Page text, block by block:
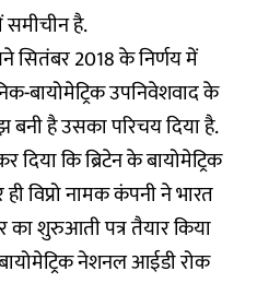
है.
सितंबर 2018 के निर्णय में
बायोमेट्रिक उपनिवेशवाद के
है उसका परिचय दिया है.
कि ब्रिटेन के बायोमेट्रिक
विप्रो नामक कंपनी ने भारत
शुरुआती पत्र तैयार किया
नेशनल आईडी रोक